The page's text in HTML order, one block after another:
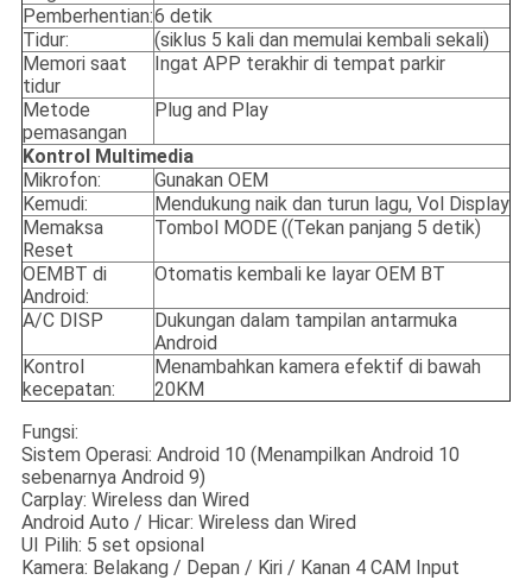
Pemberhentian:6 detik
Tidur:
(siklus 5 kali dan memulai kembali sekali)
Memori saat
tidur
Ingat APP terakhir di tempat parkir
Metode
pemasangan
Plug and Play
Kontrol Multimedia
Mikrofon:
Gunakan OEM
Kemudi:
Mendukung naik dan turun lagu, Vol Display
Memaksa
Reset
Tombol MODE ((Tekan panjang 5 detik)
OEMBT di
Android:
Otomatis kembali ke layar OEM BT
A/C DISP
Dukungan dalam tampilan antarmuka
Android
Kontrol
kecepatan:
Menambahkan kamera efektif di bawah
20KM
Fungsi:
Sistem Operasi: Android 10 (Menampilkan Android 10
sebenarnya Android 9)
Carplay: Wireless dan Wired
Android Auto / Hicar: Wireless dan Wired
UI Pilih: 5 set opsional
Kamera: Belakang / Depan / Kiri / Kanan 4 CAM Input